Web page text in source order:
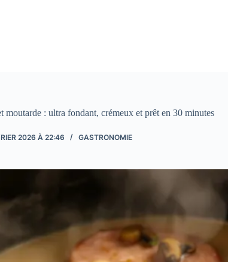
moutarde : ultra fondant, crémeux et prêt en 30 minutes
2026 À 22:46 GASTRONOMIE